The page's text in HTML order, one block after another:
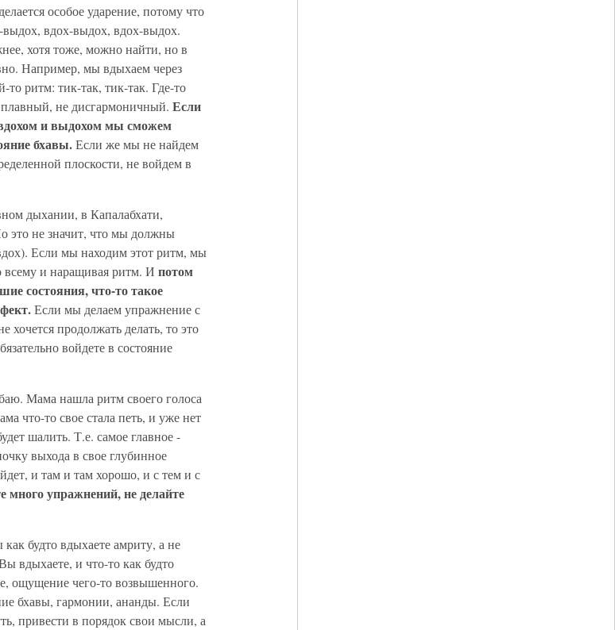
особое ударение, потому что
вдох-выдох, вдох-выдох.
хотя тоже, можно найти, но в
Например, мы вдыхаем через
ритм: тик-так, тик-так. Где-то
не дисгармоничный. Если
и выдохом мы сможем
бхавы.Если же мы не найдем
плоскости, не войдем в
дыхании, в Капалабхати,
это не значит, что мы должны
Если мы находим этот ритм, мы
всему и наращивая ритм. И потом
состояния, что-то такое
Если мы делаем упражнение с
продолжать делать, то это
войдете в состояние
Мама нашла ритм своего голоса
что-то свое стала петь, и уже нет
шалить. Т.е. самое главное -
выхода в свое глубинное
и там и там хорошо, и с тем и с
много упражнений, не делайте
будто вдыхаете амриту, а не
вдыхаете, и что-то как будто
ощущение чего-то возвышенного.
бхавы, гармонии, ананды. Если
привести в порядок свои мысли, а